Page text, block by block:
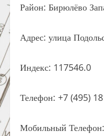
Район: Бирюлёво
Адрес: улица
Индекс: 117546.0
Телефон: +7 (495)
Мобильный